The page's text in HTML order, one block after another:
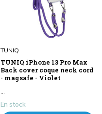
TUNIQ
TUNIQ iPhone 13 Pro Max
Back cover coque neck cord
- magsafe - Violet
...
En stock